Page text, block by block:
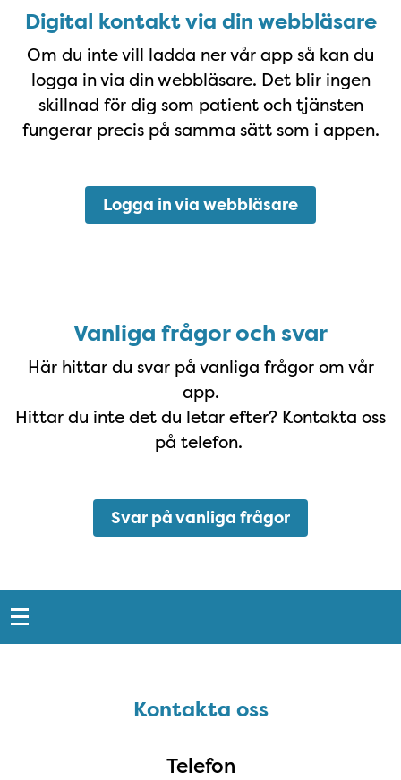
Starta på webben/dator
Digital kontakt via din webbläsare
Om du inte vill ladda ner vår app så kan du
logga in via din webbläsare. Det blir ingen
skillnad för dig som patient och tjänsten
fungerar precis på samma sätt som i appen.
Logga in via webbläsare
Vanliga frågor och svar
Här hittar du svar på vanliga frågor om vår
app.
Hittar du inte det du letar efter? Kontakta oss
på telefon.
Svar på vanliga frågor
Snabblänkar
Kontakta ossKontakta oss
Telefon